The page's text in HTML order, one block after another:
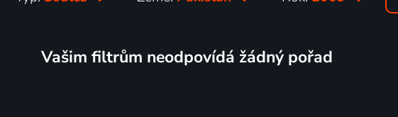
Vašim filtrům neodpovídá žádný pořad